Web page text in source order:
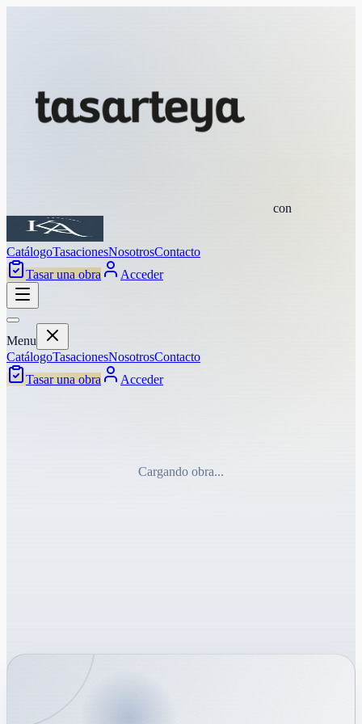
con
CatálogoTasacionesNosotrosContacto
Tasar una obra
Acceder
Menu
CatálogoTasacionesNosotrosContacto
Tasar una obra
Acceder
Cargando obra...